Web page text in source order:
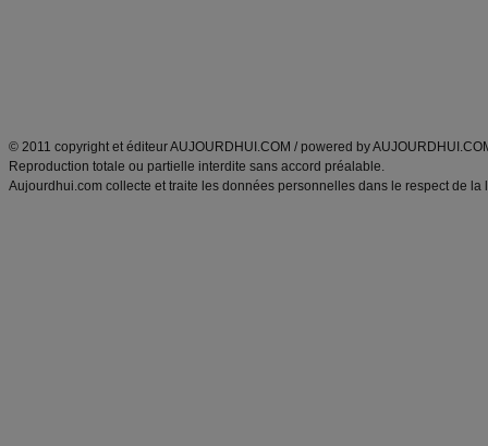
© 2011 copyright et éditeur AUJOURDHUI.COM / powered by
Reproduction totale ou partielle interdite sans accord préalable.
Aujourdhui.com collecte et traite les données personnelles dans le respect de